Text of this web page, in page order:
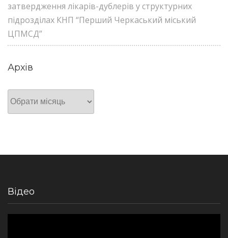
затвердження лікарів-дублерів у структурних
підрозділах КНП “Перший Черкаський міський
ЦПМСД”
Архів
Архів
Відео